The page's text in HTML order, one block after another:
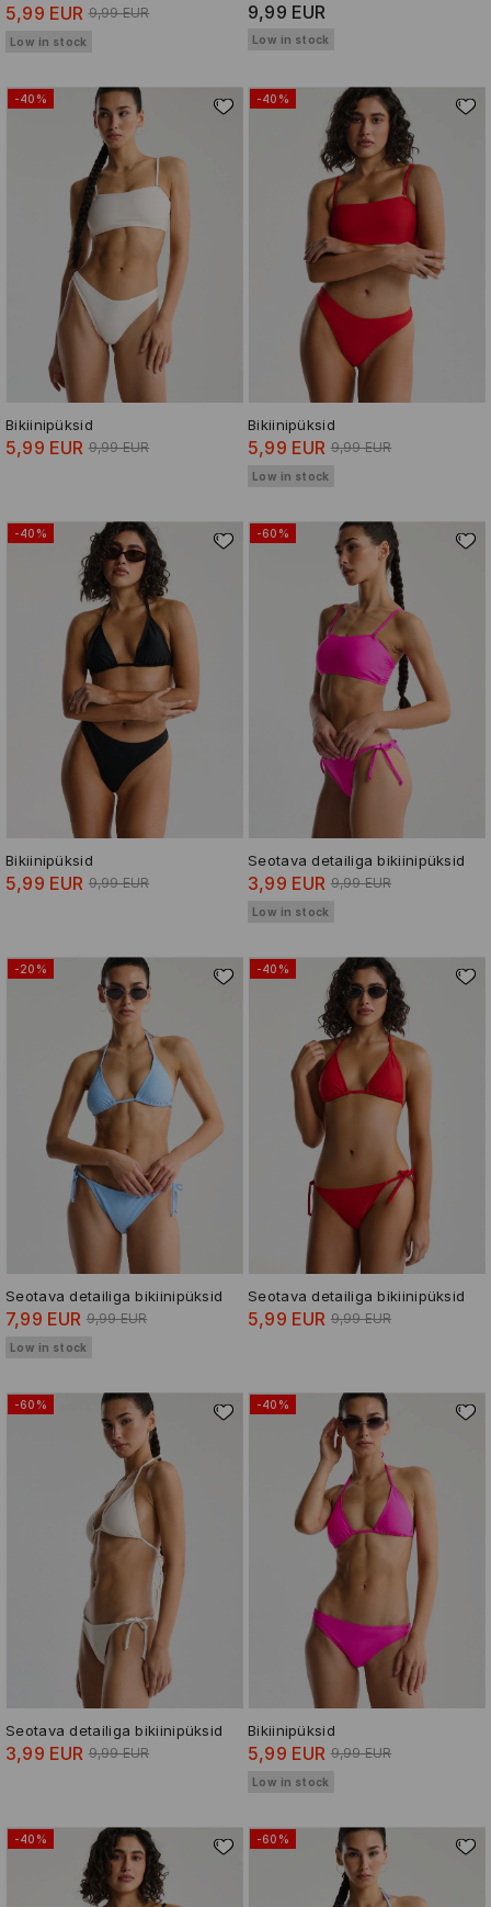
5,99 EUR 9,99 EUR
Low in stock
9,99 EUR
Low in stock
-40%
Bikiinipüksid
5,99 EUR 9,99 EUR
-40%
Bikiinipüksid
5,99 EUR 9,99 EUR
Low in stock
-40%
Bikiinipüksid
5,99 EUR 9,99 EUR
-60%
Seotava detailiga bikiinipüksid
3,99 EUR 9,99 EUR
Low in stock
-20%
Seotava detailiga bikiinipüksid
7,99 EUR 9,99 EUR
Low in stock
-40%
Seotava detailiga bikiinipüksid
5,99 EUR 9,99 EUR
-60%
Seotava detailiga bikiinipüksid
3,99 EUR 9,99 EUR
-40%
Bikiinipüksid
5,99 EUR 9,99 EUR
Low in stock
-40% -60%